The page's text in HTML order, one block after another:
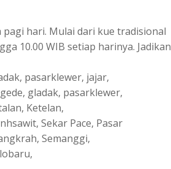
pagi hari. Mulai dari kue tradisional
10.00 WIB setiap harinya. Jadikan